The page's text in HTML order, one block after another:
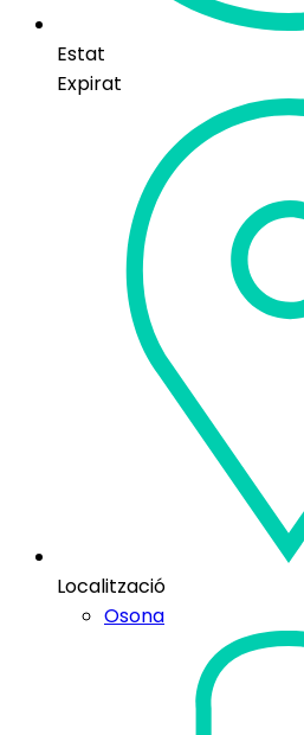
Estat
Expirat
Localització
Osona